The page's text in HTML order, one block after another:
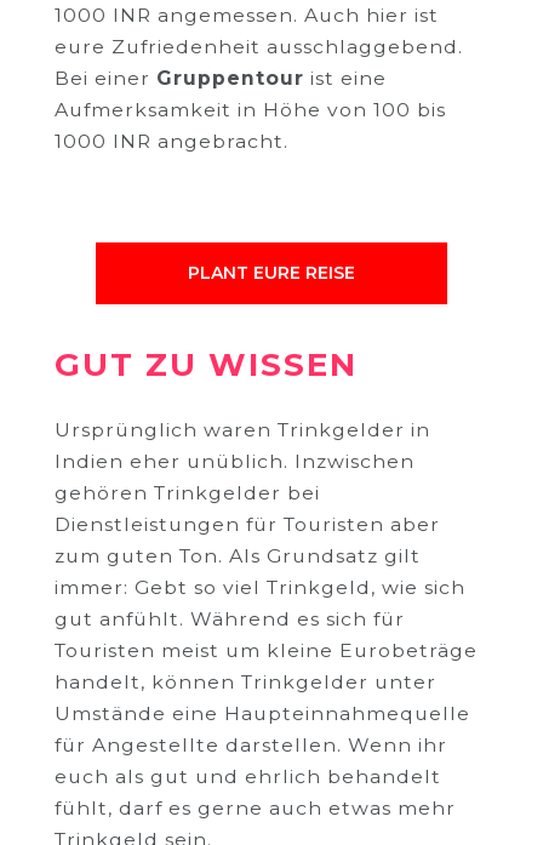
1000 INR angemessen. Auch hier ist
eure Zufriedenheit ausschlaggebend.
Bei einer Gruppentour ist eine
Aufmerksamkeit in Höhe von 100 bis
1000 INR angebracht.
PLANT EURE REISE
GUT ZU WISSEN
Ursprünglich waren Trinkgelder in
Indien eher unüblich. Inzwischen
gehören Trinkgelder bei
Dienstleistungen für Touristen aber
zum guten Ton. Als Grundsatz gilt
immer: Gebt so viel Trinkgeld, wie sich
gut anfühlt. Während es sich für
Touristen meist um kleine Eurobeträge
handelt, können Trinkgelder unter
Umstände eine Haupteinnahmequelle
für Angestellte darstellen. Wenn ihr
euch als gut und ehrlich behandelt
fühlt, darf es gerne auch etwas mehr
Trinkgeld sein.